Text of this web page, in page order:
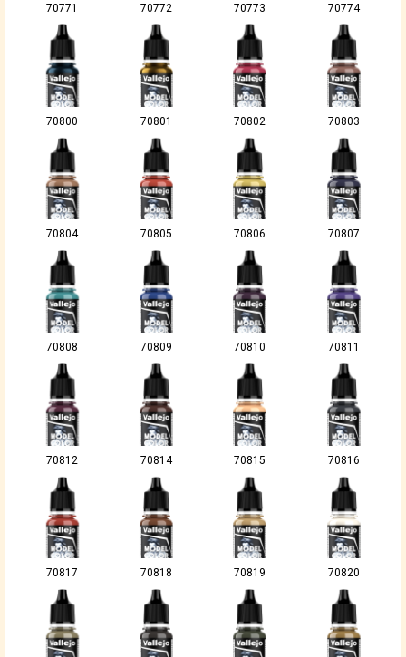
70771 70772 70773 70774
70800 70801 70802 70803
70804 70805 70806 70807
70808 70809 70810 70811
70812 70814 70815 70816
70817 70818 70819 70820